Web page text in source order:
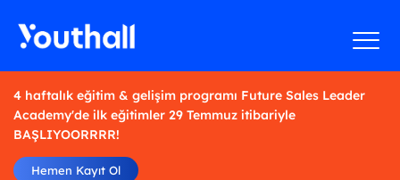
4 haftalık eğitim & gelişim programı Future Sales Leader
Academy'de ilk eğitimler 29 Temmuz itibariyle
BAŞLIYOORRRR!
Hemen Kayıt Ol